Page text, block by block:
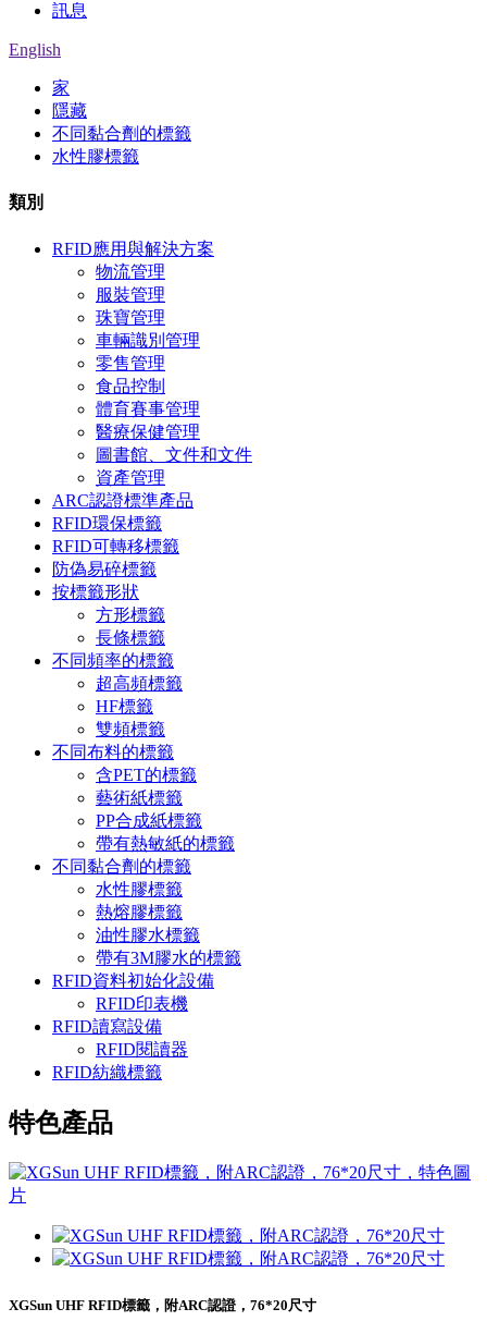
訊息
English
家
隱藏
不同黏合劑的標籤
水性膠標籤
類別
RFID應用與解決方案
物流管理
服裝管理
珠寶管理
車輛識別管理
零售管理
食品控制
體育賽事管理
醫療保健管理
圖書館、文件和文件
資產管理
ARC認證標準產品
RFID環保標籤
RFID可轉移標籤
防偽易碎標籤
按標籤形狀
方形標籤
長條標籤
不同頻率的標籤
超高頻標籤
HF標籤
雙頻標籤
不同布料的標籤
含PET的標籤
藝術紙標籤
PP合成紙標籤
帶有熱敏紙的標籤
不同黏合劑的標籤
水性膠標籤
熱熔膠標籤
油性膠水標籤
帶有3M膠水的標籤
RFID資料初始化設備
RFID印表機
RFID讀寫設備
RFID閱讀器
RFID紡織標籤
特色產品
XGSun UHF RFID標籤，附ARC認證，76*20尺寸